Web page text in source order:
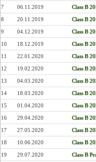
7 06.11.2019 Class B
8 20.11.2019 Class B
9 04.12.2019 Class B
10 18.12.2019 Class B
11 22.01.2020 Class B
12 19.02.2020 Class B
13 04.03.2020 Class B
14 18.03.2020 Class B
15 01.04.2020 Class B
16 29.04.2020 Class B
17 27.05.2020 Class B
18 10.06.2020 Class B
19 29.07.2020 Class B